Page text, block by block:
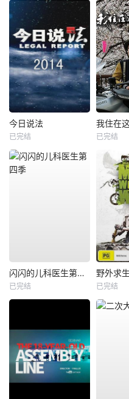
今日说法
已完结 已完结
闪闪的儿科医生第四季
已完结 已完结